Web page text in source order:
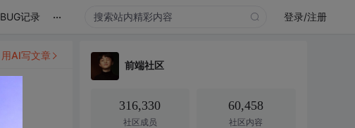
BUG记录 ... 登录/注册
用AI写文章
前端社区
316,330
社区成员
60,458
社区内容